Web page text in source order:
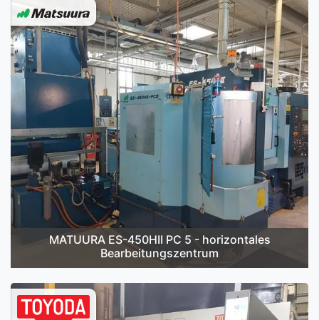
MATUURA ES-450HII PC 5 - horizontales
Bearbeitungszentrum